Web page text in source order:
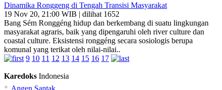
Dinamika Ronggeng di Tengah Transisi Masyarakat
19 Nov 20, 21:00 WIB | dilihat 1652
Bang Sém Ronggéng hidup dan berkembang di suatu lingkungan
masyarakat agraris, baik yang dipengaruhi oleh river culture dan
coastal culture. Eksistensi ronggéng secara sosiologis berupa
komunal yang terikat oleh nilai-nilai..
9 10 11 12 13 14 15 16 17
Karedoks Indonesia
• Angen Santak